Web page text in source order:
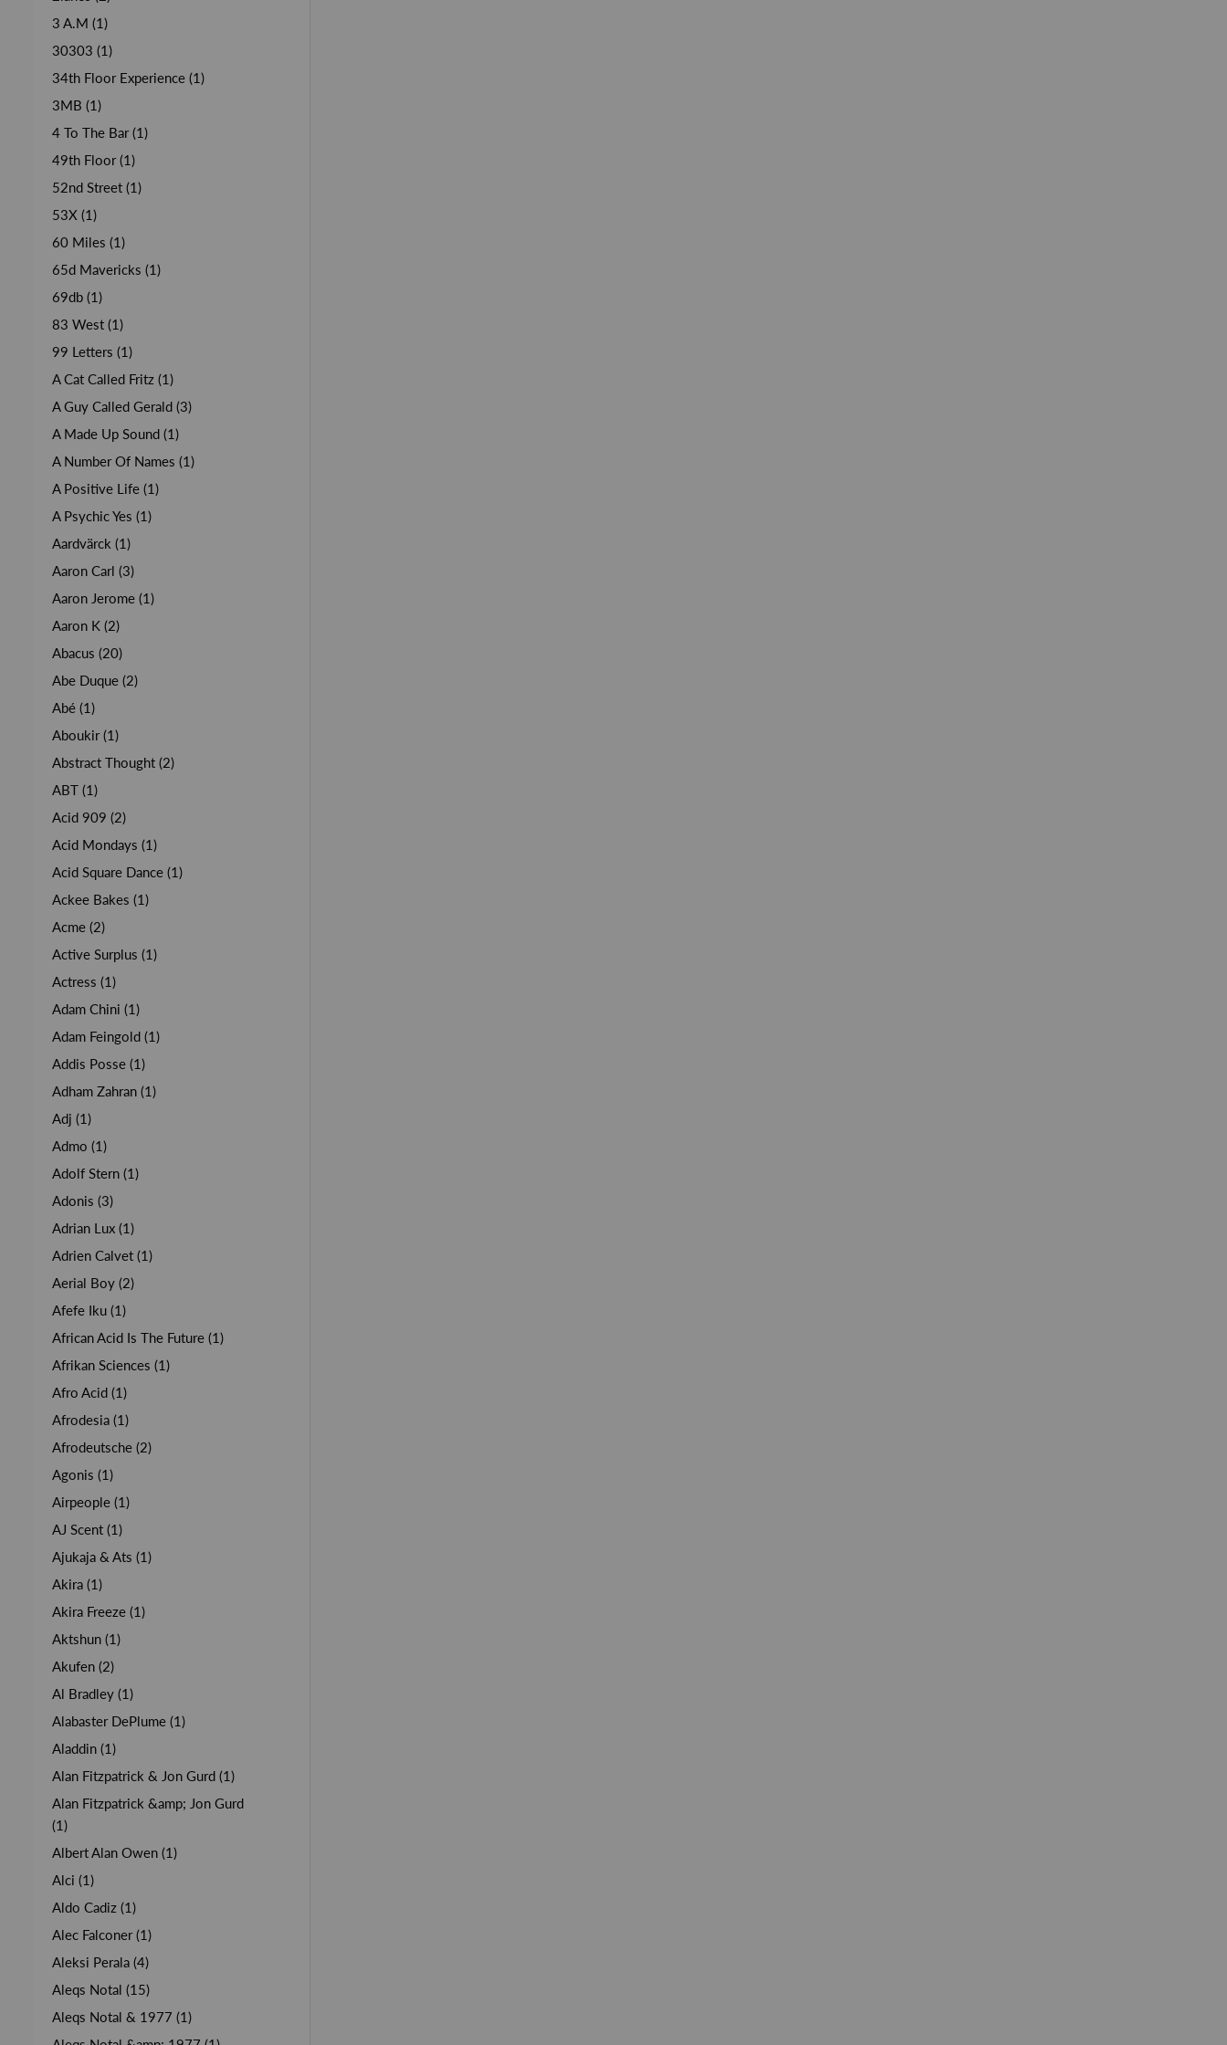
3 A.M (1)
30303 (1)
34th Floor Experience (1)
3MB (1)
4 To The Bar (1)
49th Floor (1)
52nd Street (1)
53X (1)
60 Miles (1)
65d Mavericks (1)
69db (1)
83 West (1)
99 Letters (1)
A Cat Called Fritz (1)
A Guy Called Gerald (3)
A Made Up Sound (1)
A Number Of Names (1)
A Positive Life (1)
A Psychic Yes (1)
Aardvärck (1)
Aaron Carl (3)
Aaron Jerome (1)
Aaron K (2)
Abacus (20)
Abe Duque (2)
Abé (1)
Aboukir (1)
Abstract Thought (2)
ABT (1)
Acid 909 (2)
Acid Mondays (1)
Acid Square Dance (1)
Ackee Bakes (1)
Acme (2)
Active Surplus (1)
Actress (1)
Adam Chini (1)
Adam Feingold (1)
Addis Posse (1)
Adham Zahran (1)
Adj (1)
Admo (1)
Adolf Stern (1)
Adonis (3)
Adrian Lux (1)
Adrien Calvet (1)
Aerial Boy (2)
Afefe Iku (1)
African Acid Is The Future (1)
Afrikan Sciences (1)
Afro Acid (1)
Afrodesia (1)
Afrodeutsche (2)
Agonis (1)
Airpeople (1)
AJ Scent (1)
Ajukaja & Ats (1)
Akira (1)
Akira Freeze (1)
Aktshun (1)
Akufen (2)
Al Bradley (1)
Alabaster DePlume (1)
Aladdin (1)
Alan Fitzpatrick & Jon Gurd (1)
Alan Fitzpatrick &amp; Jon Gurd
(1)
Albert Alan Owen (1)
Alci (1)
Aldo Cadiz (1)
Alec Falconer (1)
Aleksi Perala (4)
Aleqs Notal (15)
Aleqs Notal & 1977 (1)